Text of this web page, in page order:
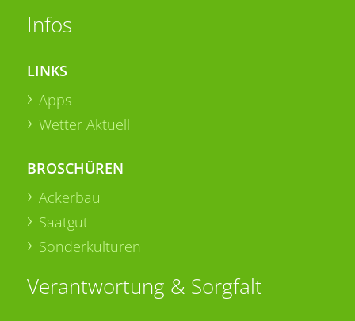
Infos
LINKS
Apps
Wetter Aktuell
BROSCHÜREN
Ackerbau
Saatgut
Sonderkulturen
Verantwortung & Sorgfalt